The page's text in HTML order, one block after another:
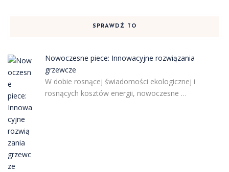
SPRAWDŹ TO
Nowoczesne piece: Innowacyjne rozwiązania
grzewcze
W dobie rosnącej świadomości ekologicznej i
rosnących kosztów energii, nowoczesne …